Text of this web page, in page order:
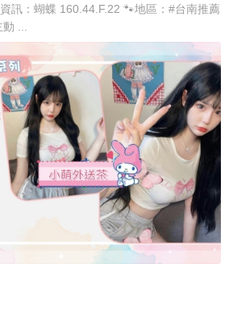
訊：蝴蝶 160.44.F.22 🐾地區：#台南推薦
...